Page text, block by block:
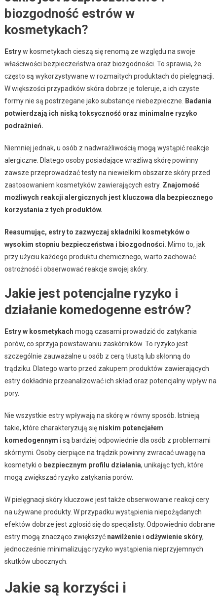
biozgodność estrów w
kosmetykach?
Estryw kosmetykach cieszą się renomą ze względu na swoje
właściwości bezpieczeństwa oraz biozgodności. To sprawia, że
często są wykorzystywane w rozmaitych produktach do pielęgnacji.
W większości przypadków skóra dobrze je toleruje, a ich czyste
formy nie są postrzegane jako substancje niebezpieczne.
Badania
potwierdzają ich niską toksyczność oraz minimalne ryzyko
podrażnień.
Niemniej jednak, u osób z nadwrażliwością mogą wystąpić reakcje
alergiczne. Dlatego osoby posiadające wrażliwą skórę powinny
zawsze przeprowadzać testy na niewielkim obszarze skóry przed
zastosowaniem kosmetyków zawierających estry. Znajomość
możliwych reakcji alergicznych jest kluczowa dla bezpiecznego
korzystania z tych produktów.
Reasumując, estry to zazwyczaj składniki kosmetyków o
wysokim stopniu bezpieczeństwa i biozgodności. Mimo to, jak
przy użyciu każdego produktu chemicznego, warto zachować
ostrożność i obserwować reakcje swojej skóry.
Jakie jest potencjalne ryzyko i
działanie komedogenne estrów?
Estry w kosmetykach mogą czasami prowadzić do zatykania
porów, co sprzyja powstawaniu zaskórników. To ryzyko jest
szczególnie zauważalne u osób z cerą tłustą lub skłonną do
trądziku. Dlatego warto przed zakupem produktów zawierających
estry dokładnie przeanalizować ich skład oraz potencjalny wpływ na
pory.
Nie wszystkie estry wpływają na skórę w równy sposób. Istnieją
takie, które charakteryzują się niskim potencjałem
komedogennym i są bardziej odpowiednie dla osób z problemami
skórnymi. Osoby cierpiące na trądzik powinny zwracać uwagę na
kosmetyki o bezpiecznym profilu działania, unikając tych, które
mogą zwiększać ryzyko zatykania porów.
W pielęgnacji skóry kluczowe jest także obserwowanie reakcji cery
na używane produkty. W przypadku wystąpienia niepożądanych
efektów dobrze jest zgłosić się do specjalisty. Odpowiednio dobrane
estry mogą znacząco zwiększyć nawilżeniei odżywienie skóry,
jednocześnie minimalizując ryzyko wystąpienia nieprzyjemnych
skutków ubocznych.
Jakie są korzyści i